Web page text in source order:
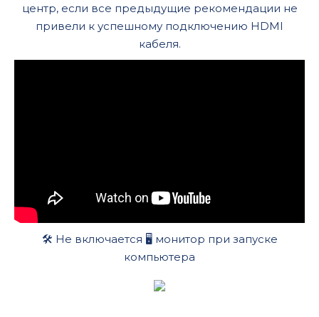
центр, если все предыдущие рекомендации не
привели к успешному подключению HDMI
кабеля.
🛠️ Не включается 🖥️ монитор при запуске
компьютера